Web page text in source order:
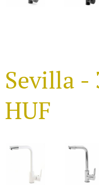
Sevilla -
HUF